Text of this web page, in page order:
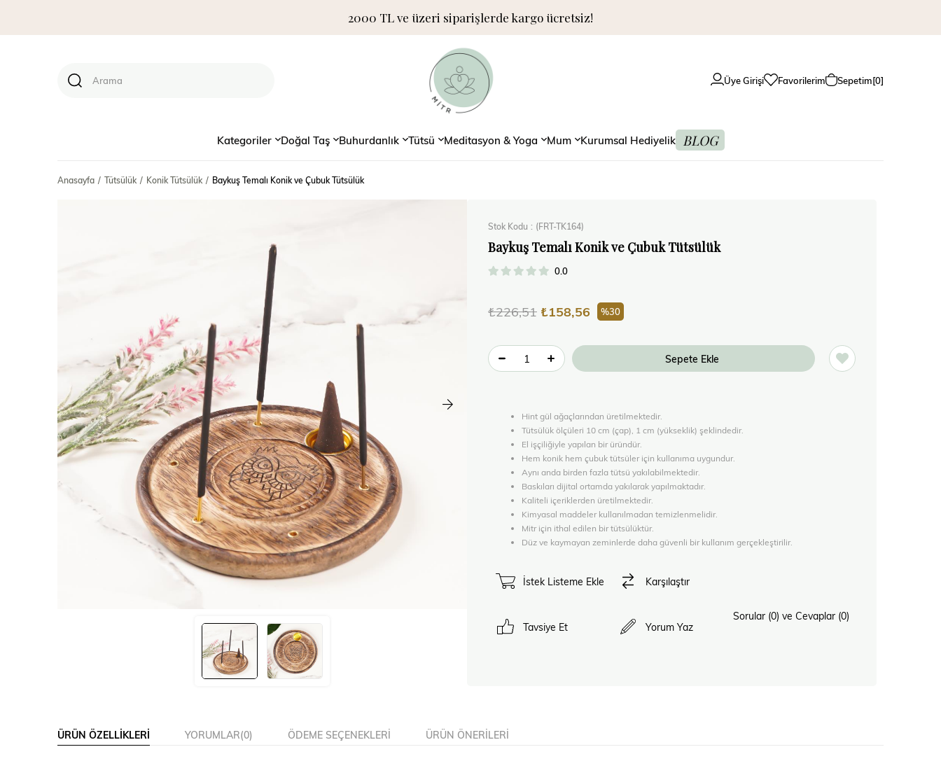
2000 TL ve üzeri siparişlerde kargo ücretsiz!
Üye Girişi Favorilerim Sepetim 0
Kategoriler Doğal Taş Buhurdanlık Tütsü Meditasyon & Yoga Mum Kurumsal Hediyelik BLOG
Anasayfa Tütsülük Konik Tütsülük Baykuş Temalı Konik ve Çubuk Tütsülük
Stok Kodu (FRT-TK164)
Baykuş Temalı Konik ve Çubuk Tütsülük
0.0
₺226,51 ₺158,56 30
Hint gül ağaçlarından üretilmektedir.
Tütsülük ölçüleri 10 cm (çap), 1 cm (yükseklik) şeklindedir.
El işçiliğiyle yapılan bir üründür.
Hem konik hem çubuk tütsüler için kullanıma uygundur.
Aynı anda birden fazla tütsü yakılabilmektedir.
Baskıları dijital ortamda yakılarak yapılmaktadır.
Kaliteli içeriklerden üretilmektedir.
Kimyasal maddeler kullanılmadan temizlenmelidir.
Mitr için ithal edilen bir tütsülüktür.
Düz ve kaymayan zeminlerde daha güvenli bir kullanım gerçekleştirilir.
İstek Listeme Ekle Karşılaştır
Tavsiye Et Yorum Yaz
Sorular (0) ve Cevaplar (0)
ÜRÜN ÖZELLIKLERI YORUMLAR(0) ÖDEME SEÇENEKLERI ÜRÜN ÖNERILERI